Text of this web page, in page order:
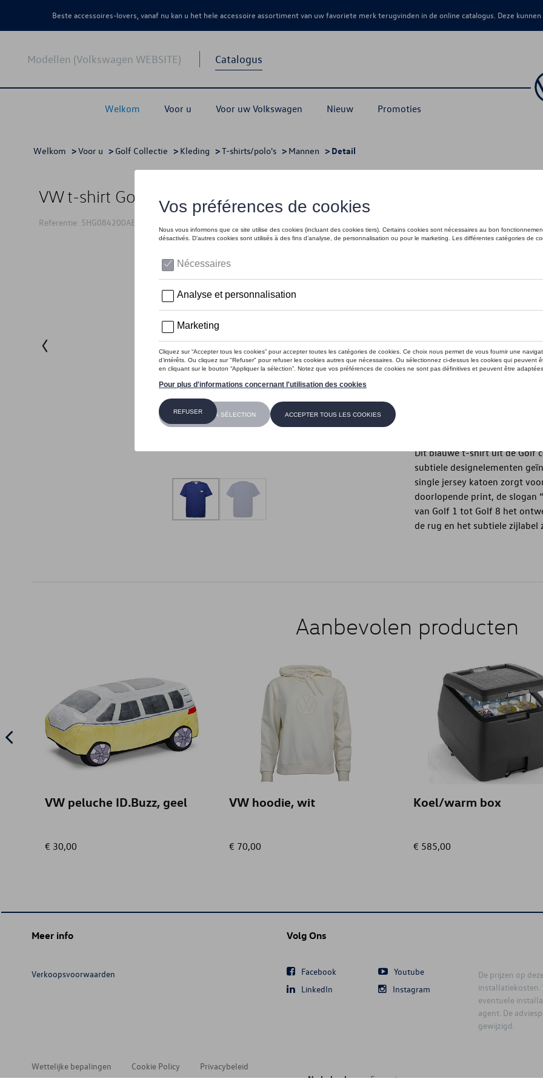
Beste accessoires-lovers, vanaf nu kan u het hele accessoire assortiment van uw favoriete merk terugvinden in de online catalogus. Deze
Modellen (Volkswagen WEBSITE) Catalogus
Welkom Voor u Voor uw Volkswagen Nieuw Promoties
Welkom >Voor u > Golf Collectie > Kleding >T-shirts/polo's > Mannen > Detail
VW t-shirt Golf, blauw
Referentie: 5HG084200AE530
Dit product is momenteel niet op
Dit blauwe t-shirt uit de Golf
subtiele designelementen
single jersey katoen zorgt
doorlopende print, de slogan
van Golf 1 tot Golf 8 het
de rug en het subtiele
Aanbevolen producten
VW peluche ID.Buzz, geel
€ 30,00
VW hoodie, wit
€ 70,00
Koel/warm box
€ 585,00
Meer info
Verkoopsvoorwaarden
Volg Ons
Facebook
Youtube
LinkedIn
Instagram
De prijzen op
installatiekosten.
eventuele
agent. De
gewijzigd.
Wettelijke bepalingen Cookie Policy
Privacybeleid
Nederlands
Français